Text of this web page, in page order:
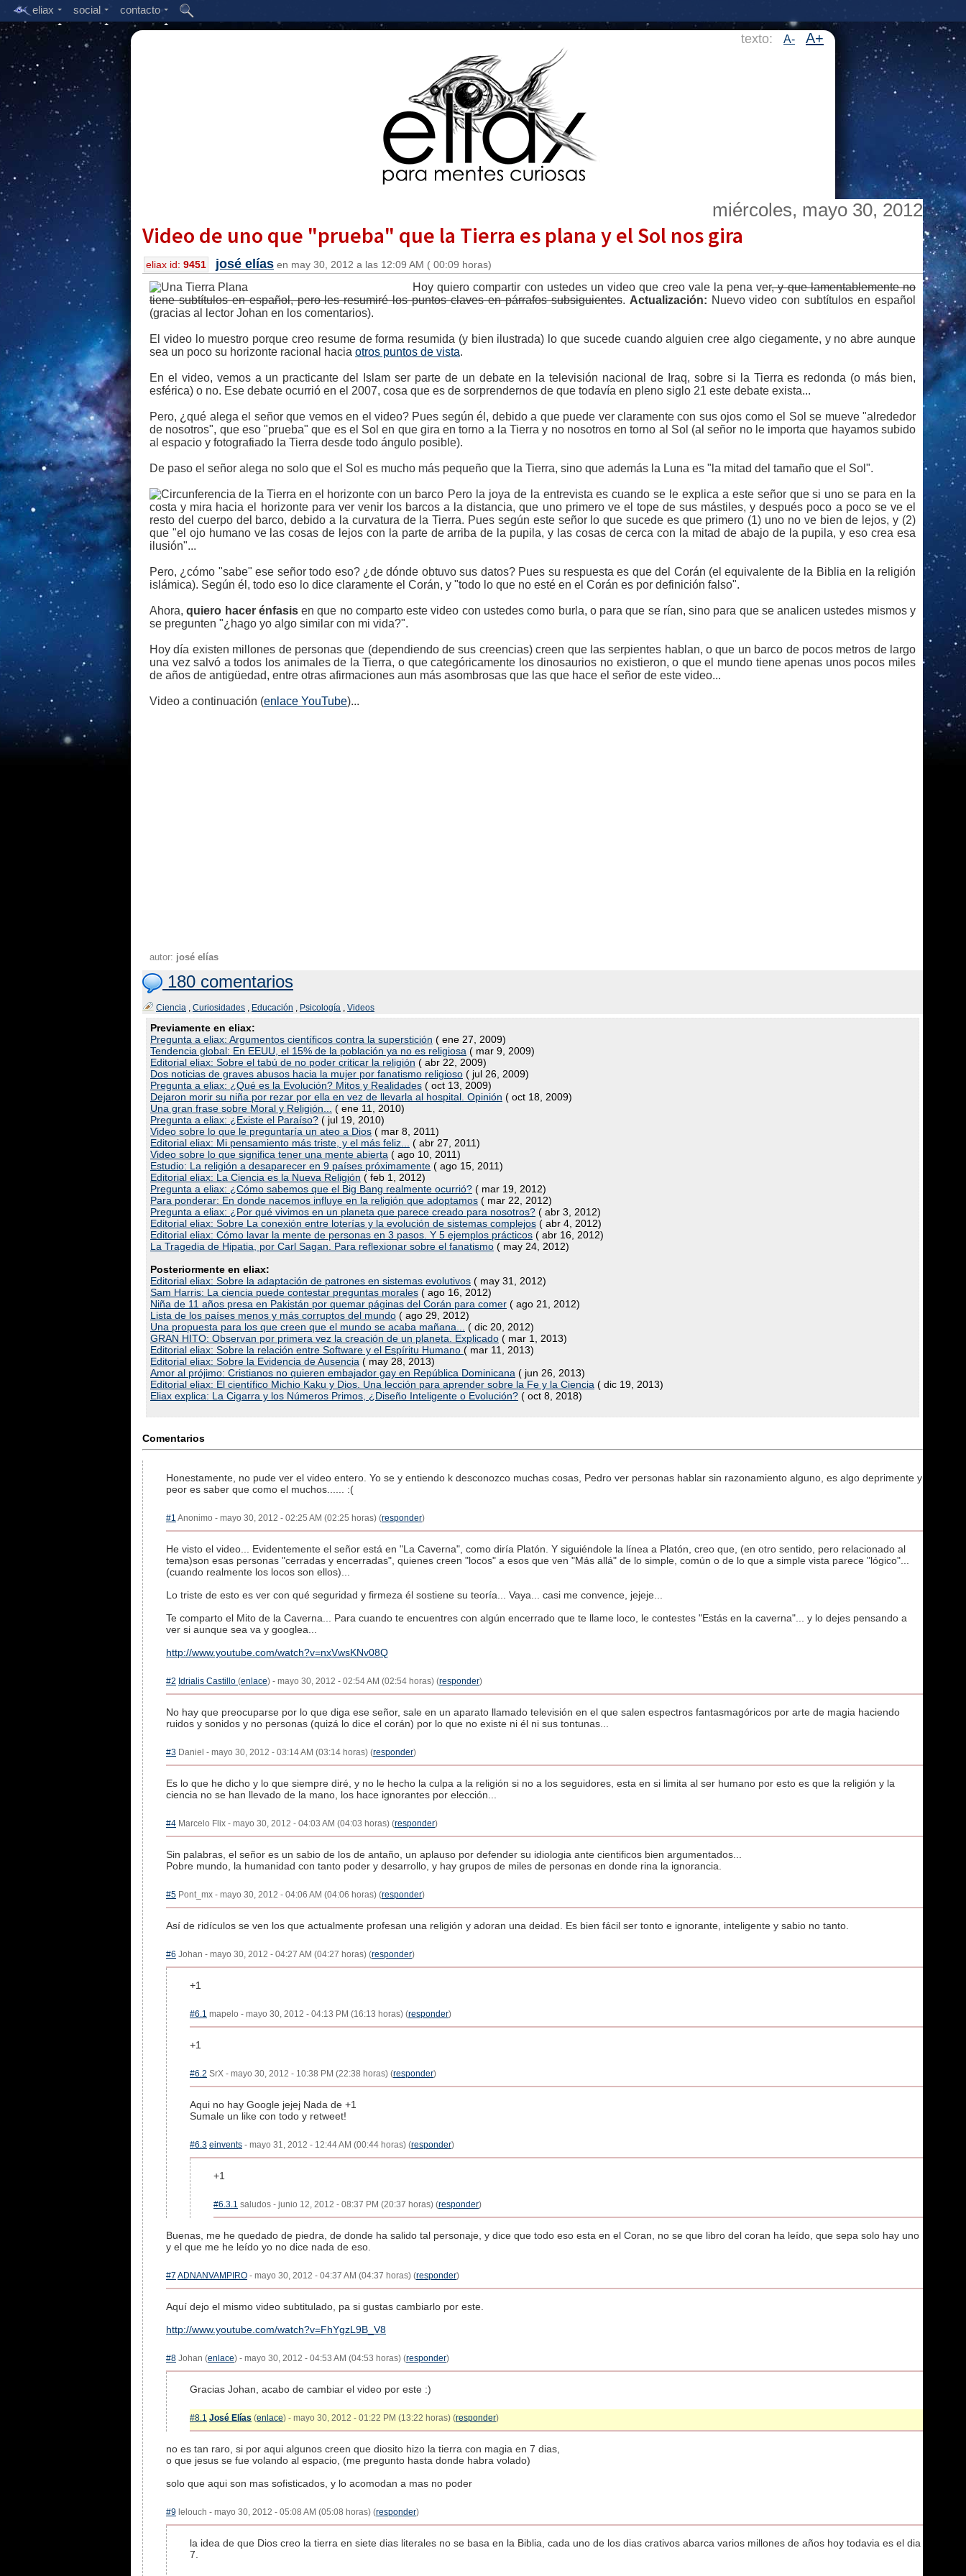
eliax social contacto
texto: A- A+
miércoles, mayo 30, 2012
Video de uno que "prueba" que la Tierra es plana y el Sol nos gira
eliax id: 9451 josé elías en may 30, 2012 a las 12:09 AM ( 00:09 horas)
Hoy quiero compartir con ustedes un video que creo vale la pena ver, y que lamentablemente no
tiene subtítulos en español, pero les resumiré los puntos claves en párrafos subsiguientes. Actualización: Nuevo video con subtítulos en español
(gracias al lector Johan en los comentarios).
El video lo muestro porque creo resume de forma resumida (y bien ilustrada) lo que sucede cuando alguien cree algo ciegamente, y no abre aunque
sea un poco su horizonte racional hacia otros puntos de vista.
En el video, vemos a un practicante del Islam ser parte de un debate en la televisión nacional de Iraq, sobre si la Tierra es redonda (o más bien,
esférica) o no. Ese debate ocurrió en el 2007, cosa que es de sorprendernos de que todavía en pleno siglo 21 este debate exista...
Pero, ¿qué alega el señor que vemos en el video? Pues según él, debido a que puede ver claramente con sus ojos como el Sol se mueve "alrededor
de nosotros", que eso "prueba" que es el Sol en que gira en torno a la Tierra y no nosotros en torno al Sol (al señor no le importa que hayamos subido
al espacio y fotografiado la Tierra desde todo ángulo posible).
De paso el señor alega no solo que el Sol es mucho más pequeño que la Tierra, sino que además la Luna es "la mitad del tamaño que el Sol".
Pero la joya de la entrevista es cuando se le explica a este señor que si uno se para en la
costa y mira hacia el horizonte para ver venir los barcos a la distancia, que uno primero ve el tope de sus mástiles, y después poco a poco se ve el
resto del cuerpo del barco, debido a la curvatura de la Tierra. Pues según este señor lo que sucede es que primero (1) uno no ve bien de lejos, y (2)
que "el ojo humano ve las cosas de lejos con la parte de arriba de la pupila, y las cosas de cerca con la mitad de abajo de la pupila, y eso crea esa
ilusión"...
Pero, ¿cómo "sabe" ese señor todo eso? ¿de dónde obtuvo sus datos? Pues su respuesta es que del Corán (el equivalente de la Biblia en la religión
islámica). Según él, todo eso lo dice claramente el Corán, y "todo lo que no esté en el Corán es por definición falso".
Ahora,quiero hacer énfasisen que no comparto este video con ustedes como burla, o para que se rían, sino para que se analicen ustedes mismos y
se pregunten "¿hago yo algo similar con mi vida?".
Hoy día existen millones de personas que (dependiendo de sus creencias) creen que las serpientes hablan, o que un barco de pocos metros de largo
una vez salvó a todos los animales de la Tierra, o que categóricamente los dinosaurios no existieron, o que el mundo tiene apenas unos pocos miles
de años de antigüedad, entre otras afirmaciones aun más asombrosas que las que hace el señor de este video...
Video a continuación (enlace YouTube)...
autor: josé elías
180 comentarios
Ciencia , Curiosidades , Educación , Psicología , Videos
Previamente en eliax:
Pregunta a eliax: Argumentos científicos contra la superstición ( ene 27, 2009)
Tendencia global: En EEUU, el 15% de la población ya no es religiosa ( mar 9, 2009)
Editorial eliax: Sobre el tabú de no poder criticar la religión ( abr 22, 2009)
Dos noticias de graves abusos hacia la mujer por fanatismo religioso ( jul 26, 2009)
Pregunta a eliax: ¿Qué es la Evolución? Mitos y Realidades ( oct 13, 2009)
Dejaron morir su niña por rezar por ella en vez de llevarla al hospital. Opinión ( oct 18, 2009)
Una gran frase sobre Moral y Religión...
( ene 11, 2010)
Pregunta a eliax: ¿Existe el Paraíso? ( jul 19, 2010)
Video sobre lo que le preguntaría un ateo a Dios ( mar 8, 2011)
Editorial eliax: Mi pensamiento más triste, y el más feliz...
( abr 27, 2011)
Video sobre lo que significa tener una mente abierta ( ago 10, 2011)
Estudio: La religión a desaparecer en 9 países próximamente ( ago 15, 2011)
Editorial eliax: La Ciencia es la Nueva Religión ( feb 1, 2012)
Pregunta a eliax: ¿Cómo sabemos que el Big Bang realmente ocurrió? ( mar 19, 2012)
Para ponderar: En donde nacemos influye en la religión que adoptamos ( mar 22, 2012)
Pregunta a eliax: ¿Por qué vivimos en un planeta que parece creado para nosotros? ( abr 3, 2012)
Editorial eliax: Sobre La conexión entre loterías y la evolución de sistemas complejos ( abr 4, 2012)
Editorial eliax: Cómo lavar la mente de personas en 3 pasos. Y 5 ejemplos prácticos ( abr 16, 2012)
La Tragedia de Hipatia, por Carl Sagan. Para reflexionar sobre el fanatismo ( may 24, 2012)
Posteriormente en eliax:
Editorial eliax: Sobre la adaptación de patrones en sistemas evolutivos ( may 31, 2012)
Sam Harris: La ciencia puede contestar preguntas morales ( ago 16, 2012)
Niña de 11 años presa en Pakistán por quemar páginas del Corán para comer ( ago 21, 2012)
Lista de los países menos y más corruptos del mundo ( ago 29, 2012)
Una propuesta para los que creen que el mundo se acaba mañana...
( dic 20, 2012)
GRAN HITO: Observan por primera vez la creación de un planeta. Explicado ( mar 1, 2013)
Editorial eliax: Sobre la relación entre Software y el Espíritu Humano ( mar 11, 2013)
Editorial eliax: Sobre la Evidencia de Ausencia ( may 28, 2013)
Amor al prójimo: Cristianos no quieren embajador gay en República Dominicana ( jun 26, 2013)
Editorial eliax: El científico Michio Kaku y Dios. Una lección para aprender sobre la Fe y la Ciencia ( dic 19, 2013)
Eliax explica: La Cigarra y los Números Primos, ¿Diseño Inteligente o Evolución? ( oct 8, 2018)
Comentarios
Honestamente, no pude ver el video entero. Yo se y entiendo k desconozco muchas cosas, Pedro ver personas hablar sin razonamiento alguno, es algo deprimente y
peor es saber que como el muchos...... :(
#1 Anonimo - mayo 30, 2012 - 02:25 AM (02:25 horas) (responder)
He visto el video... Evidentemente el señor está en "La Caverna", como diría Platón. Y siguiéndole la línea a Platón, creo que, (en otro sentido, pero relacionado al
tema)son esas personas "cerradas y encerradas", quienes creen "locos" a esos que ven "Más allá" de lo simple, común o de lo que a simple vista parece "lógico"...
(cuando realmente los locos son ellos)...
Lo triste de esto es ver con qué seguridad y firmeza él sostiene su teoría... Vaya... casi me convence, jejeje...
Te comparto el Mito de la Caverna... Para cuando te encuentres con algún encerrado que te llame loco, le contestes "Estás en la caverna"... y lo dejes pensando a
ver si aunque sea va y googlea...
http://www.youtube.com/watch?v=nxVwsKNv08Q
#2 Idrialis Castillo (enlace) - mayo 30, 2012 - 02:54 AM (02:54 horas) (responder)
No hay que preocuparse por lo que diga ese señor, sale en un aparato llamado televisión en el que salen espectros fantasmagóricos por arte de magia haciendo
ruidos y sonidos y no personas (quizá lo dice el corán) por lo que no existe ni él ni sus tontunas...
#3 Daniel - mayo 30, 2012 - 03:14 AM (03:14 horas) (responder)
Es lo que he dicho y lo que siempre diré, y no le hecho la culpa a la religión si no a los seguidores, esta en si limita al ser humano por esto es que la religión y la
ciencia no se han llevado de la mano, los hace ignorantes por elección...
#4 Marcelo Flix - mayo 30, 2012 - 04:03 AM (04:03 horas) (responder)
Sin palabras, el señor es un sabio de los de antaño, un aplauso por defender su idiologia ante cientificos bien argumentados...
Pobre mundo, la humanidad con tanto poder y desarrollo, y hay grupos de miles de personas en donde rina la ignorancia.
#5 Pont_mx - mayo 30, 2012 - 04:06 AM (04:06 horas) (responder)
Así de ridículos se ven los que actualmente profesan una religión y adoran una deidad. Es bien fácil ser tonto e ignorante, inteligente y sabio no tanto.
#6 Johan - mayo 30, 2012 - 04:27 AM (04:27 horas) (responder)
+1
#6.1 mapelo - mayo 30, 2012 - 04:13 PM (16:13 horas) (responder)
+1
#6.2 SrX - mayo 30, 2012 - 10:38 PM (22:38 horas) (responder)
Aqui no hay Google jejej Nada de +1
Sumale un like con todo y retweet!
#6.3 einvents - mayo 31, 2012 - 12:44 AM (00:44 horas) (responder)
+1
#6.3.1 saludos - junio 12, 2012 - 08:37 PM (20:37 horas) (responder)
Buenas, me he quedado de piedra, de donde ha salido tal personaje, y dice que todo eso esta en el Coran, no se que libro del coran ha leído, que sepa solo hay uno
y el que me he leído yo no dice nada de eso.
#7 ADNANVAMPIRO - mayo 30, 2012 - 04:37 AM (04:37 horas) (responder)
Aquí dejo el mismo video subtitulado, pa si gustas cambiarlo por este.
http://www.youtube.com/watch?v=FhYgzL9B_V8
#8 Johan (enlace) - mayo 30, 2012 - 04:53 AM (04:53 horas) (responder)
Gracias Johan, acabo de cambiar el video por este :)
#8.1 José Elías (enlace) - mayo 30, 2012 - 01:22 PM (13:22 horas) (responder)
no es tan raro, si por aqui algunos creen que diosito hizo la tierra con magia en 7 dias,
o que jesus se fue volando al espacio, (me pregunto hasta donde habra volado)
solo que aqui son mas sofisticados, y lo acomodan a mas no poder
#9 lelouch - mayo 30, 2012 - 05:08 AM (05:08 horas) (responder)
la idea de que Dios creo la tierra en siete dias literales no se basa en la Biblia, cada uno de los dias crativos abarca varios millones de años hoy todavia es el dia
7.